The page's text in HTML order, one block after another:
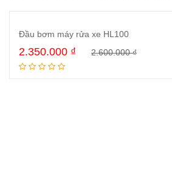
Đầu bơm máy rửa xe HL100
2.600.000₫
2.350.000 ₫